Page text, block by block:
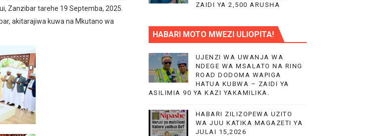
ZAWAFUNGUKIA WATANZANIA
ZA MAFUNDI UMEME,MAONESHO YA NANENANE
BRT Awamu ya Pili Dar es Salaam
DHAMANA ZA SERIKALI KUBORESHA UWAZI NA UWEKEZAJI.
KUZINGATIA WELEDI NA MAADILI KATIKA UTOAJI WA HUDUMA NANENANE
YA HUDUMA ZA AFYA, ACHANGIA MIL 10.5 CHUO CHA UUGUZI NZEGA
Zanzibar tarehe 19 Septemba, 2025.
akitarajiwa kuwa na Mkutano wa
ZAIDI YA 2,500 ARUSHA
HABARI MOTO MWEZI ULIOPITA!
UJENZI WA UWANJA WA
NDEGE WA MSALATO NA RING
ROAD DODOMA WAPIGA
HATUA KUBWA – ZAIDI YA
ASILIMIA 90 YA KAZI YAKAMILIKA.
HABARI ZILIZOPEWA UZITO
WA JUU KATIKA MAGAZETI YA
JULAI 15,2026